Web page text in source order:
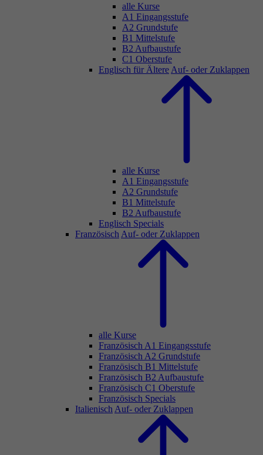
alle Kurse
A1 Eingangsstufe
A2 Grundstufe
B1 Mittelstufe
B2 Aufbaustufe
C1 Oberstufe
Englisch für Ältere Auf- oder Zuklappen
alle Kurse
A1 Eingangsstufe
A2 Grundstufe
B1 Mittelstufe
B2 Aufbaustufe
Englisch Specials
Französisch Auf- oder Zuklappen
alle Kurse
Französisch A1 Eingangsstufe
Französisch A2 Grundstufe
Französisch B1 Mittelstufe
Französisch B2 Aufbaustufe
Französisch C1 Oberstufe
Französisch Specials
Italienisch Auf- oder Zuklappen